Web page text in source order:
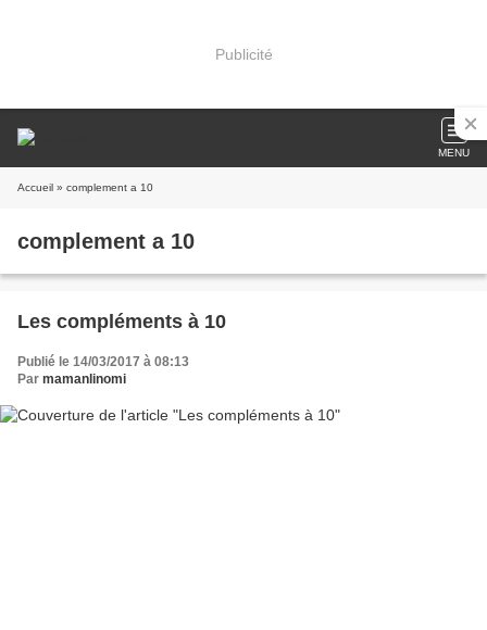
Publicité
MENU
Accueil » complement a 10
complement a 10
Les compléments à 10
Publié le 14/03/2017 à 08:13
Par mamanlinomi